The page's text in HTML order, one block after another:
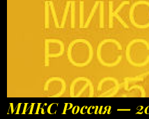
МИКС Россия —